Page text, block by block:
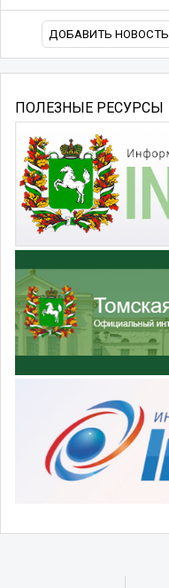
ДОБАВИТЬ НОВОСТЬ
ПОЛЕЗНЫЕ РЕСУРСЫ